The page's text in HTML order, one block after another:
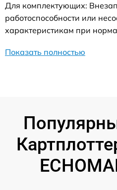
Для комплектующих:
работоспособности или
характеристикам при
Показать полностью